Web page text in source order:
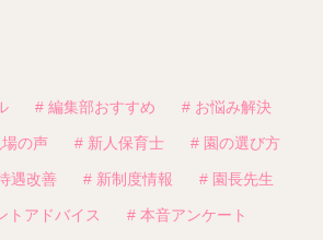
# 編集部おすすめ # お悩み解決
の声 # 新人保育士 # 園の選び方
遇改善 # 新制度情報 # 園長先生
トアドバイス # 本音アンケート